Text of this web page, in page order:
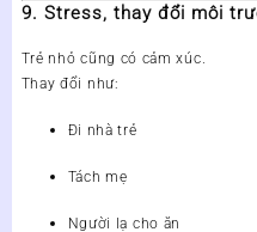
9. Stress, thay đổi môi
Trẻ nhỏ cũng có cảm xúc.
Thay đổi như:
Đi nhà trẻ
Tách mẹ
Người lạ cho ăn